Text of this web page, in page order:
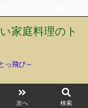
家庭料理のト
っ飛び～
次へ 検索